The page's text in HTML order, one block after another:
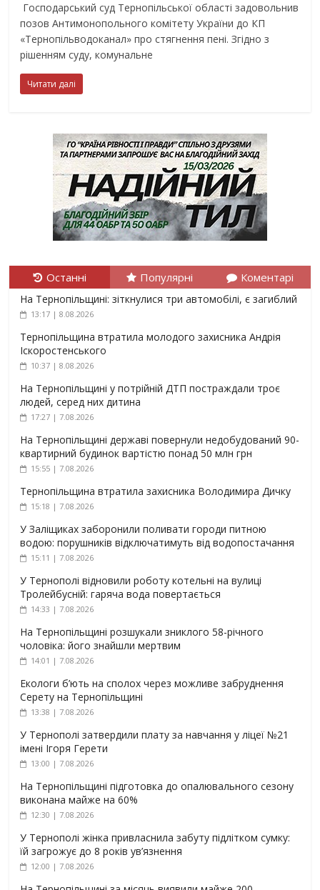
Господарський суд Тернопільської області задовольнив
позов Антимонопольного комітету України до КП
«Тернопільводоканал» про стягнення пені. Згідно з
рішенням суду, комунальне
Читати далі
Останні Популярні Коментарі
На Тернопільщині: зіткнулися три автомобілі, є загиблий
13:17 | 8.08.2026
Тернопільщина втратила молодого захисника Андрія
Іскоростенського
10:37 | 8.08.2026
На Тернопільщині у потрійній ДТП постраждали троє
людей, серед них дитина
17:27 | 7.08.2026
На Тернопільщині державі повернули недобудований 90-
квартирний будинок вартістю понад 50 млн грн
15:55 | 7.08.2026
Тернопільщина втратила захисника Володимира Дичку
15:18 | 7.08.2026
У Заліщиках заборонили поливати городи питною
водою: порушників відключатимуть від водопостачання
15:11 | 7.08.2026
У Тернополі відновили роботу котельні на вулиці
Тролейбусній: гаряча вода повертається
14:33 | 7.08.2026
На Тернопільщині розшукали зниклого 58-річного
чоловіка: його знайшли мертвим
14:01 | 7.08.2026
Екологи б’ють на сполох через можливе забруднення
Серету на Тернопільщині
13:38 | 7.08.2026
У Тернополі затвердили плату за навчання у ліцеї №21
імені Ігоря Герети
13:00 | 7.08.2026
На Тернопільщині підготовка до опалювального сезону
виконана майже на 60%
12:30 | 7.08.2026
У Тернополі жінка привласнила забуту підлітком сумку:
їй загрожує до 8 років ув’язнення
12:00 | 7.08.2026